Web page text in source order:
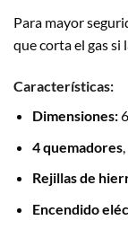
Para mayor
que corta el gas si
Características:
Dimensiones:
4 quemadores
Rejillas de
Encendido